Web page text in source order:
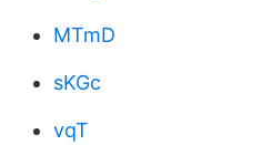
MTmD
sKGc
vqT